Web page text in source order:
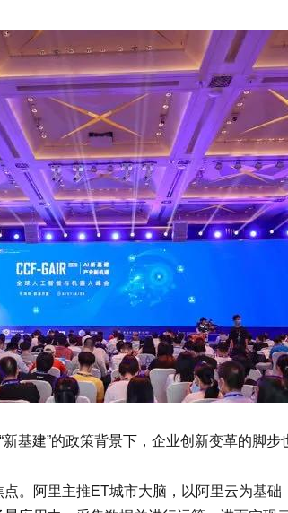
基建”的政策背景下，企业创新变革的脚步
。阿里主推ET城市大脑，以阿里云为基